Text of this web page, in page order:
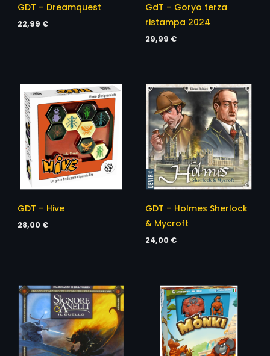
GDT – Dreamquest
22,99 €
GdT – Goryo terza
ristampa 2024
29,99 €
GDT – Hive
28,00 €
GDT – Holmes Sherlock
& Mycroft
24,00 €